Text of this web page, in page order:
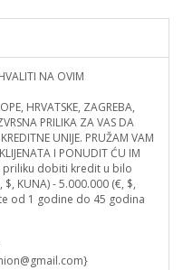
NA OVIM
HRVATSKE, ZAGREBA,
PRILIKA ZA VAS DA
UNIJE. PRUŽAM VAM
I PONUDIT ĆU IM
priliku dobiti kredit u bilo
KUNA) - 5.000.000 (€, $,
od 1 godine do 45 godina